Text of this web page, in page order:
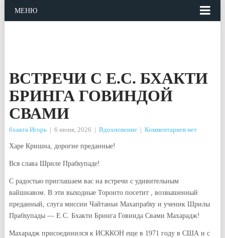
МЕНЮ
ВСТРЕЧИ С Е.С. БХАКТИ
БРИНГА ГОВИНДОЙ
СВАМИ
бхакта Игорь | 6 июня, 2026 | Вдохновение | Комментариев нет
Харе Кришна, дорогие преданные!
Вся слава Шриле Прабхупаде!
С радостью приглашаем вас на встречи с удивительным
вайшнавом. В эти выходные Торонто посетит , возвышенный
преданный, слуга миссии Чайтаньи Махапрабху и ученик Шрилы
Прабхупады — Е.С. Бхакти Бринга Говинда Свами Махарадж!
Махарадж присоединился к ИСККОН еще в 1971 году в США и с